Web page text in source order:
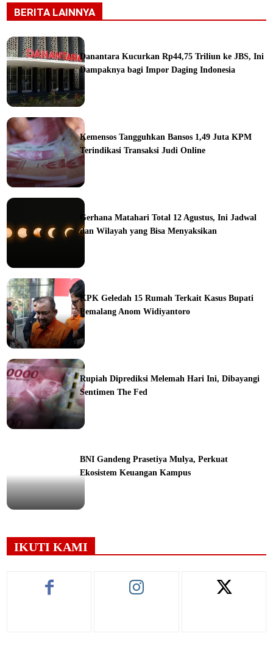
BERITA LAINNYA
Danantara Kucurkan Rp44,75 Triliun ke JBS, Ini
Dampaknya bagi Impor Daging Indonesia
Kemensos Tangguhkan Bansos 1,49 Juta KPM
Terindikasi Transaksi Judi Online
Gerhana Matahari Total 12 Agustus, Ini Jadwal
dan Wilayah yang Bisa Menyaksikan
KPK Geledah 15 Rumah Terkait Kasus Bupati
Pemalang Anom Widiyantoro
Rupiah Diprediksi Melemah Hari Ini, Dibayangi
Sentimen The Fed
BNI Gandeng Prasetiya Mulya, Perkuat
Ekosistem Keuangan Kampus
IKUTI KAMI